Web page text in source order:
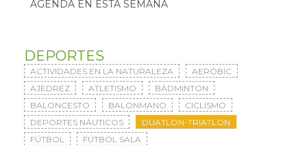
AGENDA EN ESTA SEMANA
DEPORTES
ACTIVIDADES EN LA NATURALEZA
AERÓBIC
AJEDREZ
ATLETISMO
BÁDMINTON
BALONCESTO
BALONMANO
CICLISMO
DEPORTES NÁUTICOS
DUATLON-TRIATLON
FÚTBOL
FÚTBOL SALA